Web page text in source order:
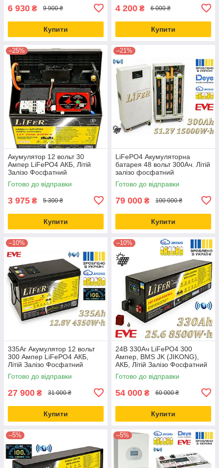
6 930 ₴ 9 900 ₴
Купити
4 200 ₴ 6 000 ₴
Купити
–25%
Акумулятор 12 вольт 30
Ампер LiFePO4 АКБ, Літій
Залізо Фосфатний
Акумулятор для дому,
найкраща заміна для AGM
Готово до відправки
3 975 ₴ 5 300 ₴
Купити
–21%
LiFePO4 Акумуляторна
батарея 48 вольт 300Ач. Літій
залізо фосфатний
акумулятор 51,2 вольт
Готово до відправки
79 000 ₴ 100 000 ₴
Купити
–10%
335Аг Акумулятор 12 вольт
300 Ампер LiFePO4 АКБ,
Літій Залізо Фосфатний
Акумулятор для дому, заміна
для AGM
Готово до відправки
27 900 ₴ 31 000 ₴
Купити
–10%
24В 330Ач LiFePO4 300
Ампер, BMS JK (JIKONG),
АКБ, Літій Залізо Фосфатний
Акумулятор для дому, заміна
для AGM
Готово до відправки
54 000 ₴ 60 000 ₴
Купити
–5% –5%